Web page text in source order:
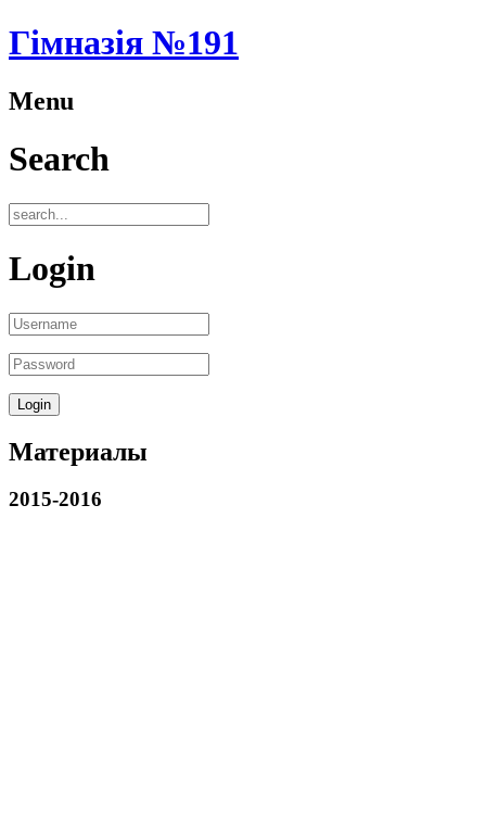
Гімназія №191
Menu
Search
Login
Материалы
2015-2016